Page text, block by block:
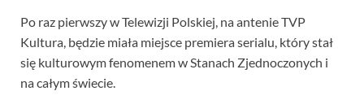
Po raz pierwszy w Telewizji Polskiej, na antenie TVP
Kultura, będzie miała miejsce premiera serialu, który stał
się kulturowym fenomenem w Stanach Zjednoczonych i
na całym świecie.